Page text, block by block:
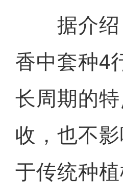
据介绍，
香中套种4
长周期的
收，也不
于传统种